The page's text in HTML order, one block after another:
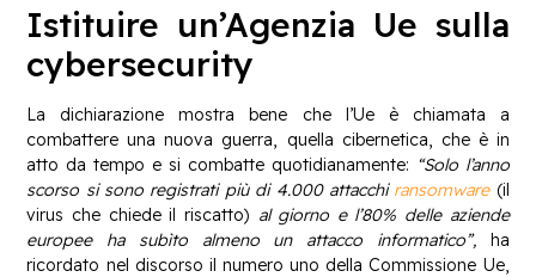
Istituire un’Agenzia Ue sulla
cybersecurity
La dichiarazione mostra bene che l’Ue è chiamata a
combattere una nuova guerra, quella cibernetica, che è in
atto da tempo e si combatte quotidianamente: “Solo l’anno
scorso si sono registrati più di 4.000 attacchi ransomware (il
virus che chiede il riscatto) al giorno e l’80% delle aziende
europee ha subìto almeno un attacco informatico”, ha
ricordato nel discorso il numero uno della Commissione Ue,